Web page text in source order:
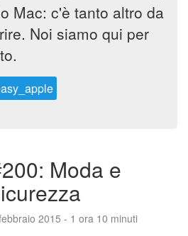
Mac: c'è tanto altro da
Noi siamo qui per
Moda e
2015 - 1 ora 10 minuti